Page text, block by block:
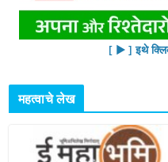
[ ▶︎ ] इथे
महत्वाचे लेख